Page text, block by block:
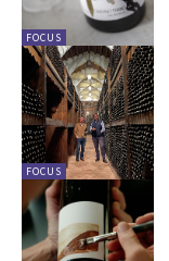
FOCUS
FOCUS